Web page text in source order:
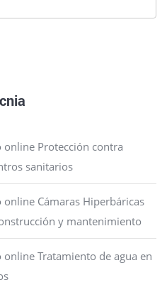
online Protección contra
sanitarios
online Cámaras Hiperbáricas
y mantenimiento
online Tratamiento de agua en